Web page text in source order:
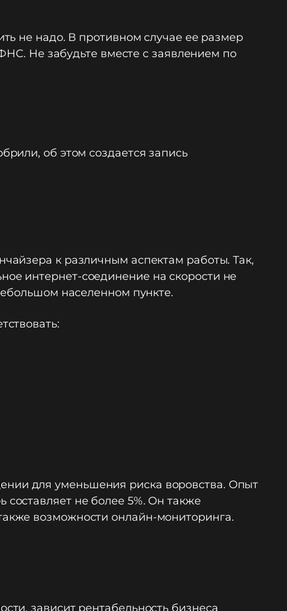
не надо. В противном случае ее размер
Не забудьте вместе с заявлением по
об этом создается запись
к различным аспектам работы. Так,
интернет-соединение на скорости не
населенном пункте.
для уменьшения риска воровства. Опыт
не более 5%. Он также
возможности онлайн-мониторинга.
зависит рентабельность бизнеса